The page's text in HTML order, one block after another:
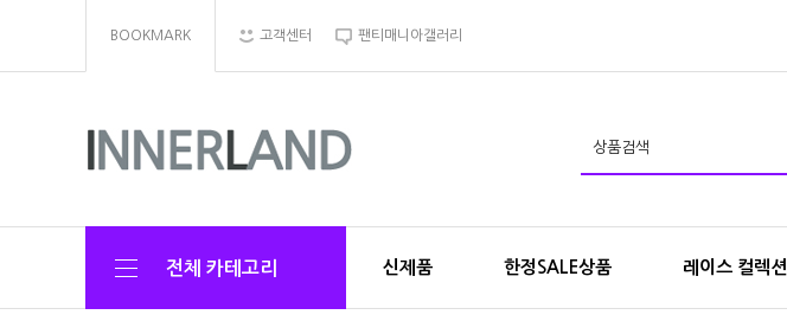
BOOKMARK 고객센터 팬티매니아갤러리
전체 카테고리 신제품 한정SALE상품 레이스 컬렉션